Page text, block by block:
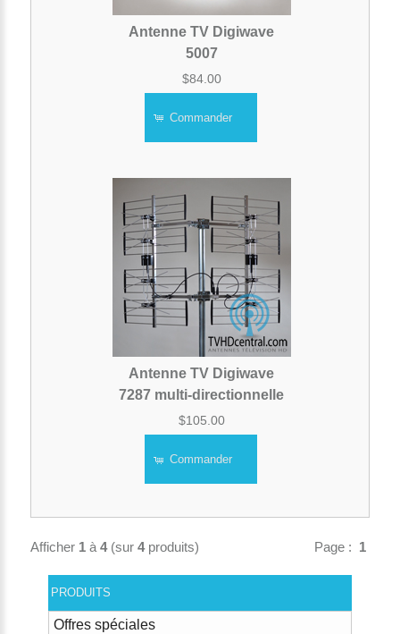
Antenne TV Digiwave
5007
$84.00
Commander
Antenne TV Digiwave
7287 multi-directionnelle
$105.00
Commander
Page : 1
Afficher 1à 4(sur 4produits)
PRODUITS
Offres spéciales